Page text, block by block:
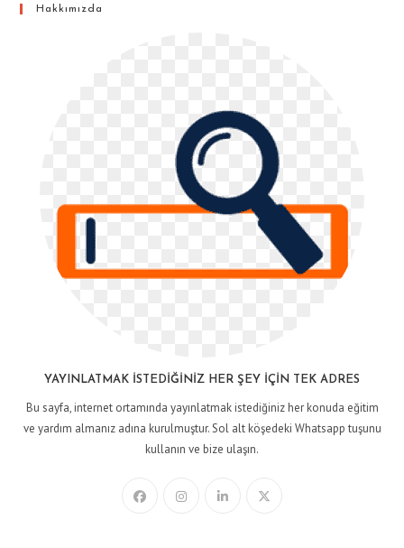
Hakkımızda
YAYINLATMAK İSTEDIĞINIZ HER ŞEY İÇIN TEK ADRES
Bu sayfa, internet ortamında yayınlatmak istediğiniz her konuda eğitim
ve yardım almanız adına kurulmuştur. Sol alt köşedeki Whatsapp tuşunu
kullanın ve bize ulaşın.